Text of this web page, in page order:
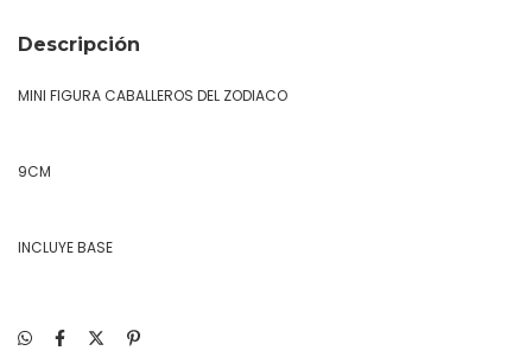
Descripción
MINI FIGURA CABALLEROS DEL ZODIACO
9CM
INCLUYE BASE